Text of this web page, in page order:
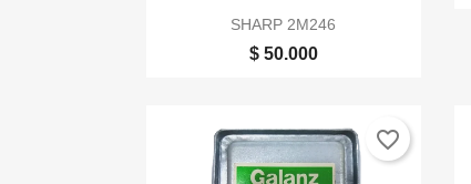
Vista rápida
SHARP 2M246
$ 50.000
favorite_border